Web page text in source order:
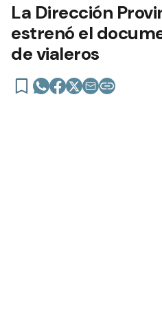
La Dirección
estrenó el
de vialeros